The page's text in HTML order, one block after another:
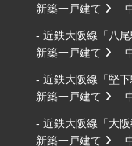
新築一戸建て
- 近鉄大阪線「八
新築一戸建て
- 近鉄大阪線「堅下
新築一戸建て
- 近鉄大阪線「大阪
新築一戸建て